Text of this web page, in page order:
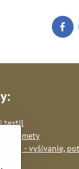
textil
predmety
- vyšívanie,